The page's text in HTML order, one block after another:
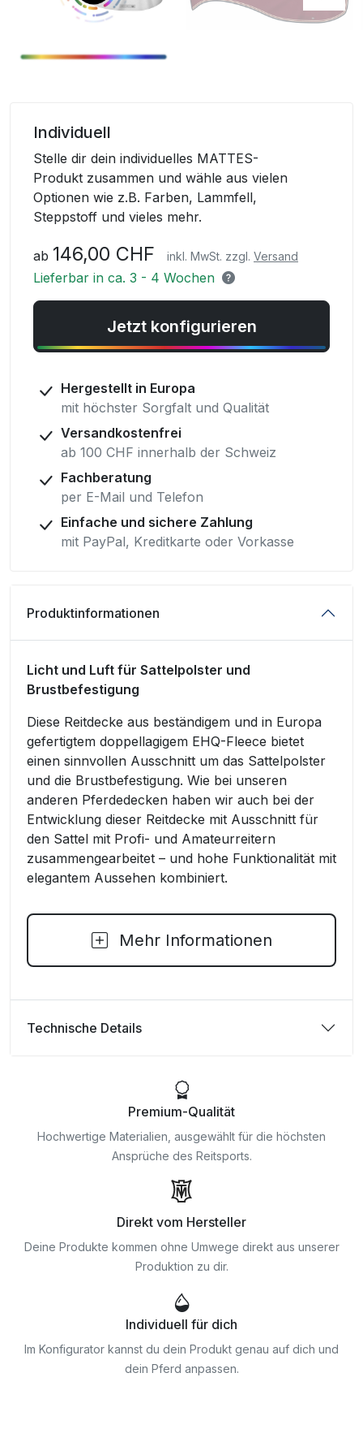
beginning
gallery
Individuell
Stelle dir dein individuelles MATTES-
Produkt zusammen und wähle aus vielen
Optionen wie z.B. Farben, Lammfell,
Steppstoff und vieles mehr.
ab 146,00 CHF inkl. MwSt. zzgl. Versand
Lieferbar in ca. 3 - 4 Wochen
Jetzt konfigurieren
Hergestellt in Europa
mit höchster Sorgfalt und Qualität
Versandkostenfrei
ab 100 CHF innerhalb der Schweiz
Fachberatung
per E-Mail und Telefon
Einfache und sichere Zahlung
mit PayPal, Kreditkarte oder Vorkasse
Produktinformationen
Licht und Luft für Sattelpolster und
Brustbefestigung
Diese Reitdecke aus beständigem und in Europa
gefertigtem doppellagigem EHQ-Fleece bietet
einen sinnvollen Ausschnitt um das Sattelpolster
und die Brustbefestigung. Wie bei unseren
anderen Pferdedecken haben wir auch bei der
Entwicklung dieser Reitdecke mit Ausschnitt für
den Sattel mit Profi- und Amateurreitern
zusammengearbeitet – und hohe Funktionalität mit
elegantem Aussehen kombiniert.
Mehr Informationen
Technische Details
Premium-Qualität
Hochwertige Materialien, ausgewählt für die höchsten
Ansprüche des Reitsports.
Direkt vom Hersteller
Deine Produkte kommen ohne Umwege direkt aus unserer
Produktion zu dir.
Individuell für dich
Im Konfigurator kannst du dein Produkt genau auf dich und
dein Pferd anpassen.